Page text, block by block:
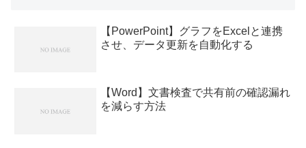
【PowerPoint】グラフをExcelと連携
させ、データ更新を自動化する
【Word】文書検査で共有前の確認漏れ
を減らす方法